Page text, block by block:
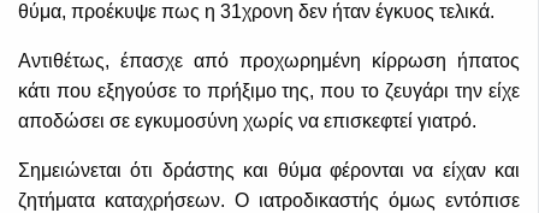
θύμα, προέκυψε πως η 31χρονη δεν ήταν έγκυος τελικά.
Αντιθέτως, έπασχε από προχωρημένη κίρρωση ήπατος
κάτι που εξηγούσε το πρήξιμο της, που το ζευγάρι την είχε
αποδώσει σε εγκυμοσύνη χωρίς να επισκεφτεί γιατρό.
Σημειώνεται ότι δράστης και θύμα φέρονται να είχαν και
ζητήματα καταχρήσεων. Ο ιατροδικαστής όμως εντόπισε